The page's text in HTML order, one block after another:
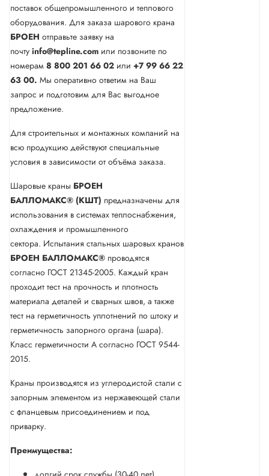
поставок общепромышленного и теплового
оборудования. Для заказа шарового крана
БРОЕН отправьте заявку на
почту info@tepline.com или позвоните по
номерам 8 800 201 66 02 или +7 99 66 22
63 00. Мы оперативно ответим на Ваш
запрос и подготовим для Вас выгодное
предложение.
Для строительных и монтажных компаний на
всю продукцию действуют специальные
условия в зависимости от объёма заказа.
Шаровые краны БРОЕН
БАЛЛОМАКС® (КШТ) предназначены для
использования в системах теплоснабжения,
охлаждения и промышленного
сектора. Испытания стальных шаровых кранов
БРОЕН БАЛЛОМАКС® проводятся
согласно ГОСТ 21345-2005. Каждый кран
проходит тест на прочность и плотность
материала деталей и сварных швов, а также
тест на герметичность уплотнений по штоку и
герметичность запорного органа (шара).
Класс герметичности А согласно ГОСТ 9544-
2015.
Краны производятся из углеродистой стали с
запорным элементом из нержавеющей стали
с фланцевым присоединением и под
приварку.
Преимущества: